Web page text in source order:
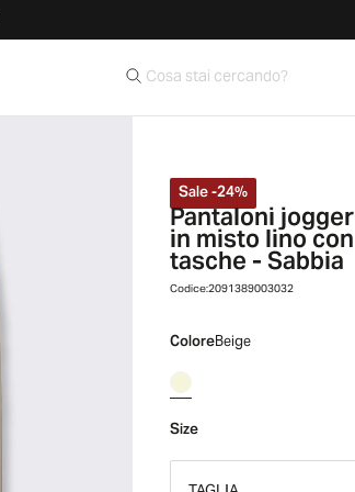
Sale-24%
Pantaloni jogger
in misto lino con
tasche - Sabbia
Codice:2091389003032
ColoreBeige
Size